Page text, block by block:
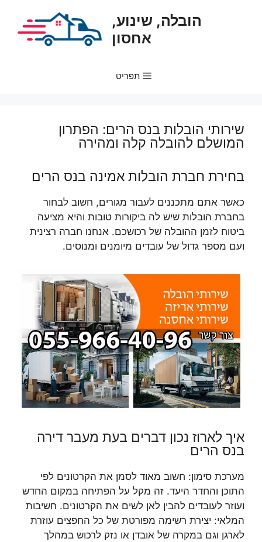
הובלה, שינוע,
אחסון
תפריט
שירותי הובלות בנס הרים: הפתרון
המושלם להובלה קלה ומהירה
בחירת חברת הובלות אמינה בנס הרים
כאשר אתם מתכננים לעבור מגורים, חשוב לבחור
בחברת הובלות שיש לה ביקורות טובות והיא מציעה
ביטוח לזמן ההובלה של רכושכם. אנחנו חברה רצינית
ועם מספר גדול של עובדים מיומנים ומנוסים.
איך לארוז נכון דברים בעת מעבר דירה
בנס הרים
מערכת סימון: חשוב מאוד לסמן את הקרטונים לפי
התוכן והחדר היעד. זה מקל על הפתיחה במקום החדש
ועוזר לעובדים להבין לאן לשים את הקרטונים. חשיבות
המלאי: יצירת רשימה מפורטת של כל החפצים עוזרת
לארגן וגם במקרה של אובדן או נזק לרכוש במהלך